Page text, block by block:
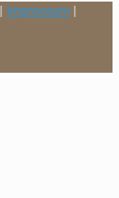
Impressum